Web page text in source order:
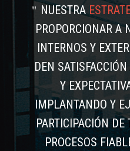
NUESTRA
PROPORCIONAR A
INTERNOS Y
DEN
Y
IMPLANTANDO Y
PARTICIPACIÓN
PROCESOS